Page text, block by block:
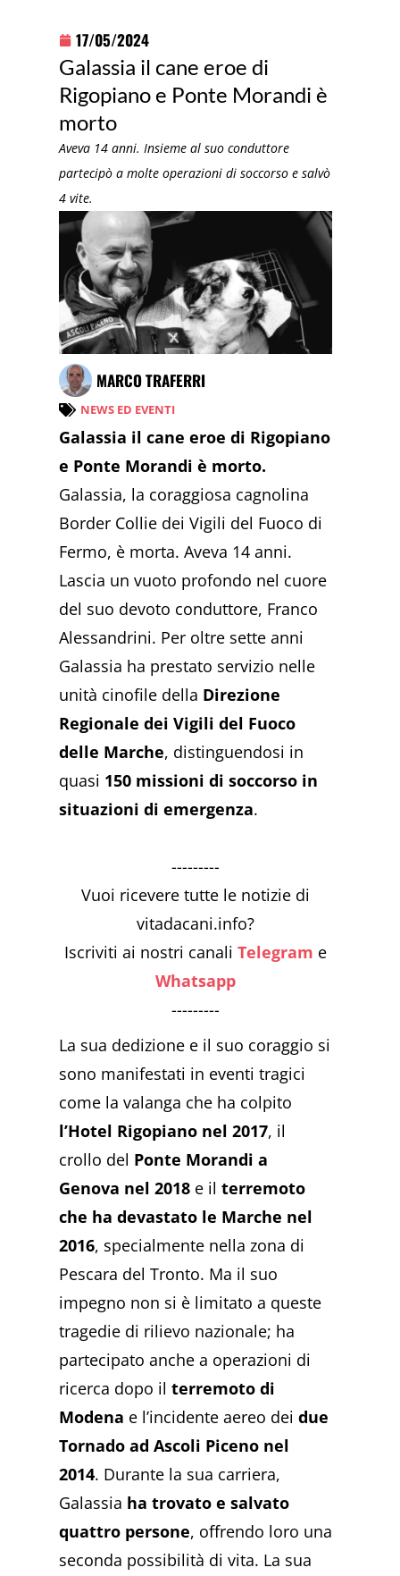
17/05/2024
Galassia il cane eroe di
Rigopiano e Ponte Morandi è
morto
Aveva 14 anni. Insieme al suo conduttore
partecipò a molte operazioni di soccorso e salvò
4 vite.
MARCO TRAFERRI
NEWS ED EVENTI
Galassia il cane eroe di Rigopiano
e Ponte Morandi è morto.
Galassia, la coraggiosa cagnolina
Border Collie dei Vigili del Fuoco di
Fermo, è morta. Aveva 14 anni.
Lascia un vuoto profondo nel cuore
del suo devoto conduttore, Franco
Alessandrini. Per oltre sette anni
Galassia ha prestato servizio nelle
unità cinofile della Direzione
Regionale dei Vigili del Fuoco
delle Marche, distinguendosi in
quasi 150 missioni di soccorso in
situazioni di emergenza.
---------
Vuoi ricevere tutte le notizie di
vitadacani.info?
Iscriviti ai nostri canaliTelegram e
Whatsapp
---------
La sua dedizione e il suo coraggio si
sono manifestati in eventi tragici
come la valanga che ha colpito
l’Hotel Rigopiano nel 2017, il
crollo del Ponte Morandi a
Genova nel 2018 e ilterremoto
che ha devastato le Marche nel
2016, specialmente nella zona di
Pescara del Tronto. Ma il suo
impegno non si è limitato a queste
tragedie di rilievo nazionale; ha
partecipato anche a operazioni di
ricerca dopo ilterremoto di
Modena e l’incidente aereo deidue
Tornado ad Ascoli Piceno nel
2014. Durante la sua carriera,
Galassia ha trovato e salvato
quattro persone, offrendo loro una
seconda possibilità di vita. La sua